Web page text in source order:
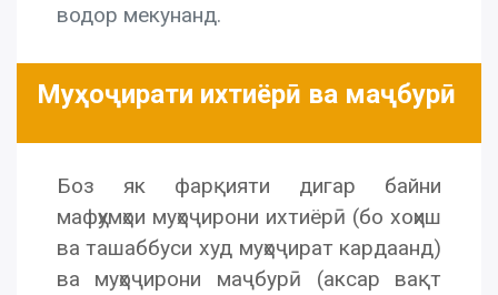
водор мекунанд.
Муҳоҷирати ихтиёрӣ ва маҷбурӣ
Боз як фарқияти дигар байни
мафҳумҳои муҳоҷирони ихтиёрӣ (бо хоҳиш
ва ташаббуси худ муҳоҷират кардаанд)
ва муҳоҷирони маҷбурӣ (аксар вақт